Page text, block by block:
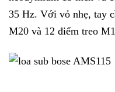
35 Hz. Với vỏ nhẹ, tay
M20 và 12 điểm treo